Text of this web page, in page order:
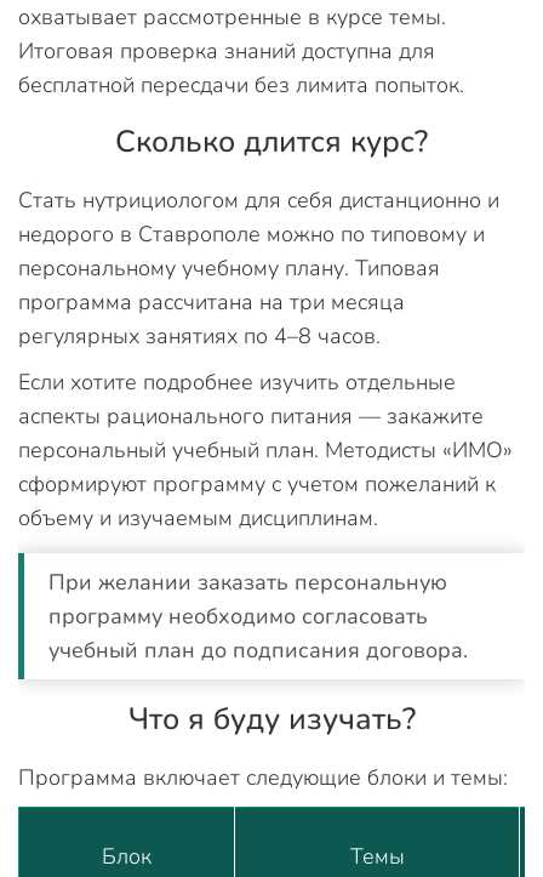
охватывает рассмотренные в курсе темы.
Итоговая проверка знаний доступна для
бесплатной пересдачи без лимита попыток.
Сколько длится курс?
Стать нутрициологом для себя дистанционно и
недорого в Ставрополе можно по типовому и
персональному учебному плану. Типовая
программа рассчитана на три месяца
регулярных занятиях по 4–8 часов.
Если хотите подробнее изучить отдельные
аспекты рационального питания — закажите
персональный учебный план. Методисты «ИМО»
сформируют программу с учетом пожеланий к
объему и изучаемым дисциплинам.
При желании заказать персональную
программу необходимо согласовать
учебный план до подписания договора.
Что я буду изучать?
Программа включает следующие блоки и темы:
Блок Темы